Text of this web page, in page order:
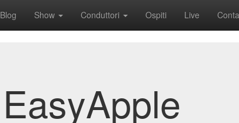
Blog Show Conduttori Ospiti Live
EasyApple